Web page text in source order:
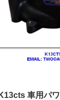
K13cts 車用パ